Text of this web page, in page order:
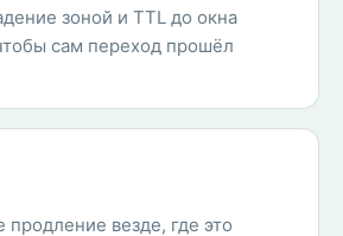
зоной и TTL до окна
сам переход прошёл
продление везде, где это